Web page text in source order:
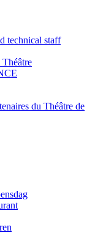
technical staff
Théâtre
du Théâtre de